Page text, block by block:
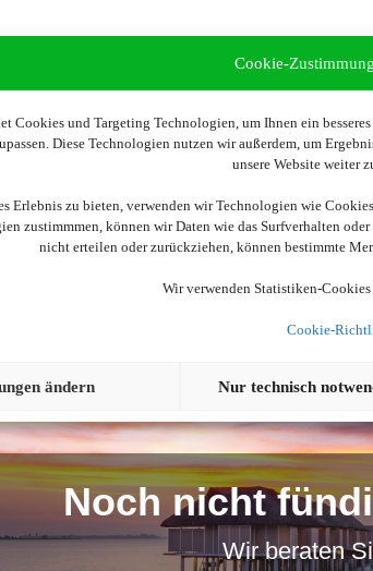
Cookie-
Cookies und Targeting Technologien, um Ihnen ein
Diese Technologien nutzen wir außerdem, um
unsere Website weiter
Erlebnis zu bieten, verwenden wir Technologien wie
zustimmmen, können wir Daten wie das Surfverhalten
nicht erteilen oder zurückziehen, können bestimmte
Wir verwenden Statistiken-
Cookie-
Nur technisch
ändern
Wir brauchen
Inhalt darzustellen, aktivieren Sie bitte die
Cookies
Noch nicht
Wir beraten